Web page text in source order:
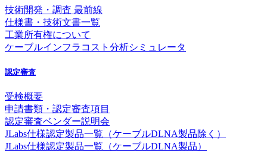
技術開発・調査 最前線
仕様書・技術文書一覧
工業所有権について
ケーブルインフラコスト分析シミュレータ
認定審査
受検概要
申請書類・認定審査項目
認定審査ベンダー説明会
JLabs仕様認定製品一覧（ケーブルDLNA製品除く）
JLabs仕様認定製品一覧（ケーブルDLNA製品）